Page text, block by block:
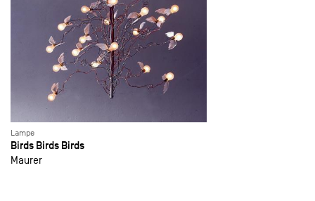
Lampe
Birds Birds Birds
Maurer